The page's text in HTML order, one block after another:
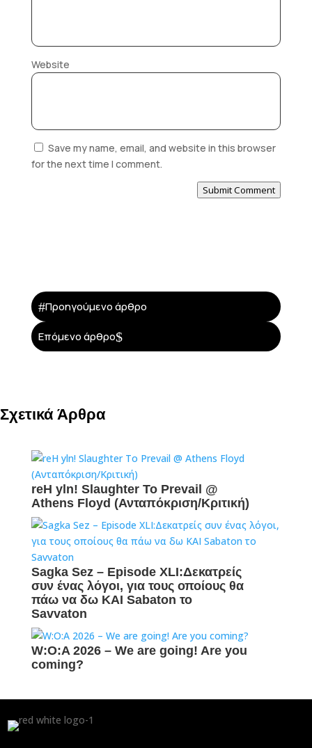
Website
Save my name, email, and website in this browser
for the next time I comment.
Submit Comment
#Προηγούμενο άρθρο
Επόμενο άρθρο$
Σχετικά Άρθρα
reH yln! Slaughter To Prevail @
Athens Floyd (Ανταπόκριση/Κριτική)
Sagka Sez – Episode XLI:Δεκατρείς
συν ένας λόγοι, για τους οποίους θα
πάω να δω ΚΑΙ Sabaton το
Savvaton
W:O:A 2026 – We are going! Are you
coming?